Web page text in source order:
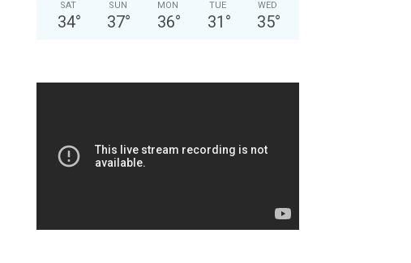
SAT
34°
SUN
37°
MON
36°
TUE
31 °
WED
35°